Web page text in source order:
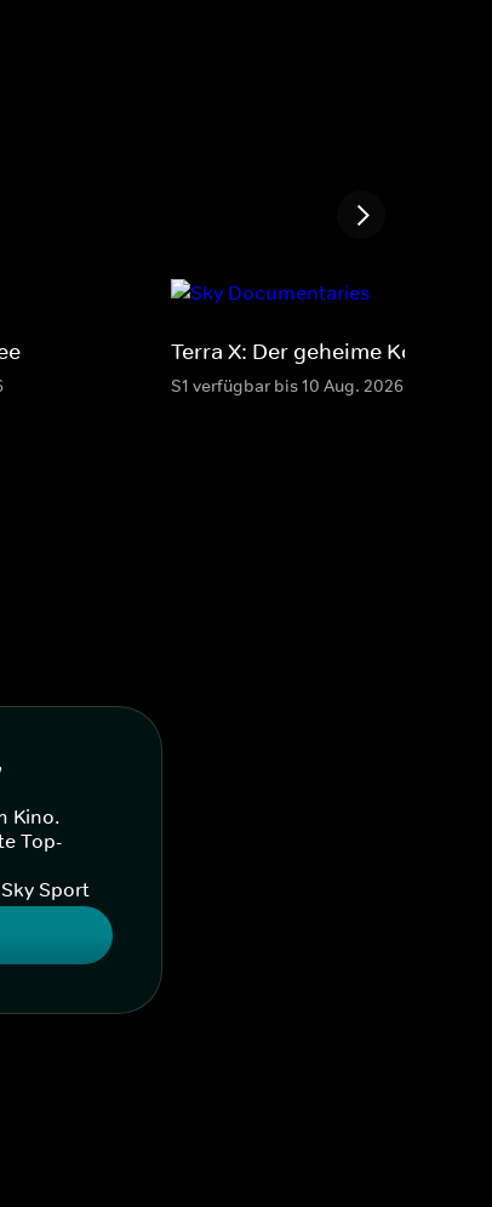
Terra X: Der geheime Kontinent
S1 verfügbar bis 10 Aug. 2026
Kino.
Top-
Sport